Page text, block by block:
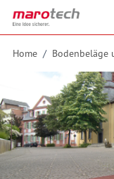
Skip to Content
Home / Bodenbeläge